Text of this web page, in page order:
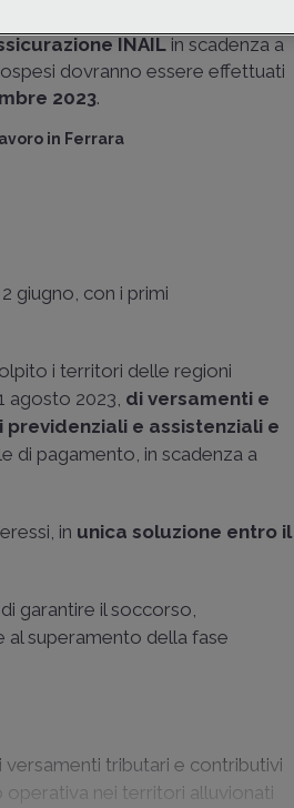
INAIL in scadenza a
dovranno essere effettuati
2023.
in Ferrara
giugno, con i primi
i territori delle regioni
agosto 2023, di versamenti e
e assistenziali e
di pagamento, in scadenza a
in unica soluzione entro il
garantire il soccorso,
al superamento della fase
tributari e contributivi
operativa nei territori alluvionati